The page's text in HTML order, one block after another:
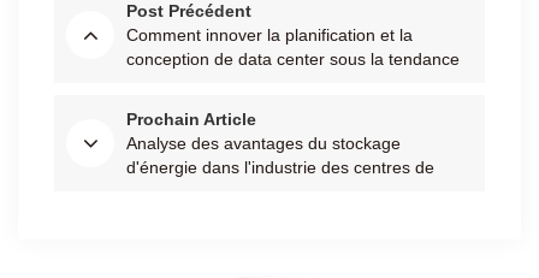
Post Précédent
Comment innover la planification et la
conception de data center sous la tendance
Prochain Article
Analyse des avantages du stockage
d'énergie dans l'industrie des centres de